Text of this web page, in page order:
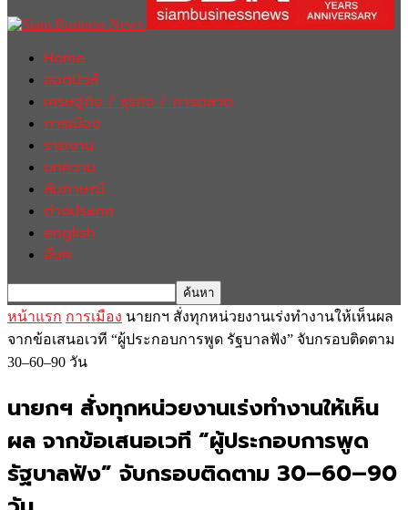
Home
ฮอตนิวส์
เศรษฐกิจ / ธุรกิจ / การตลาด
การเมือง
รายงาน
บทความ
สัมภาษณ์
ต่างประเทศ
english
อื่นๆ
หน้าแรก การเมือง นายกฯ สั่งทุกหน่วยงานเร่งทำงานให้เห็นผล
จากข้อเสนอเวที “ผู้ประกอบการพูด รัฐบาลฟัง” จับกรอบติดตาม
30–60–90 วัน
นายกฯ สั่งทุกหน่วยงานเร่งทำงานให้เห็น
ผล จากข้อเสนอเวที “ผู้ประกอบการพูด
รัฐบาลฟัง” จับกรอบติดตาม 30–60–90